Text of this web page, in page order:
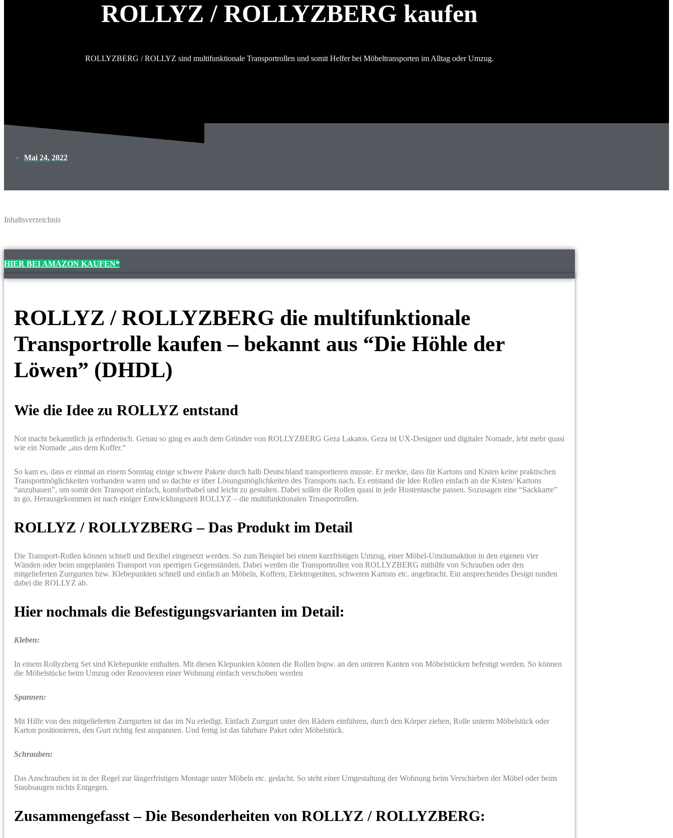
ROLLYZ / ROLLYZBERG kaufen
ROLLYZBERG / ROLLYZ sind multifunktionale Transportrollen und somit Helfer bei Möbeltransporten im Alltag oder Umzug.
Mai 24, 2022
Inhaltsverzeichnis
HIER BEI AMAZON KAUFEN*
ROLLYZ / ROLLYZBERG die multifunktionale
Transportrolle kaufen – bekannt aus “Die Höhle der
Löwen” (DHDL)
Wie die Idee zu ROLLYZ entstand
Not macht bekanntlich ja erfinderisch. Genau so ging es auch dem Gründer von ROLLYZBERG Geza Lakatos. Geza ist UX-Designer und digitaler Nomade, lebt mehr quasi
wie ein Nomade „aus dem Koffer.“
So kam es, dass er einmal an einem Sonntag einige schwere Pakete durch halb Deutschland transportieren musste. Er merkte, dass für Kartons und Kisten keine praktischen
Transportmöglichkeiten vorhanden waren und so dachte er über Lösungsmöglichkeiten des Transports nach. Es entstand die Idee Rollen einfach an die Kisten/ Kartons
“anzubauen”, um somit den Transport einfach, komfortbabel und leicht zu gestalten. Dabei sollen die Rollen quasi in jede Hostentasche passen. Sozusagen eine “Sackkarre”
to go. Herausgekommen ist nach einiger Entwicklungszeit ROLLYZ – die multifunktionalen Trnasportrollen.
ROLLYZ / ROLLYZBERG – Das Produkt im Detail
Die Transport-Rollen können schnell und flexibel eingesetzt werden. So zum Beispiel bei einem kurzfristigen Umzug, einer Möbel-Umräumaktion in den eigenen vier
Wänden oder beim ungeplanten Transport von sperrigen Gegenständen. Dabei werden die Transportrollen von ROLLYZBERG mithilfe von Schrauben oder den
mitgelieferten Zurrgurten bzw. Klebepunkten schnell und einfach an Möbeln, Koffern, Elektrogeräten, schweren Kartons etc. angebracht. Ein ansprechendes Design runden
dabei die ROLLYZ ab.
Hier nochmals die Befestigungsvarianten im Detail:
Kleben:
In einem Rollyzberg Set sind Klebepunkte enthalten. Mit diesen Klepunkten können die Rollen bspw. an den unteren Kanten von Möbelstücken befestigt werden. So können
die Möbelstücke beim Umzug oder Renovieren einer Wohnung einfach verschoben werden
Spannen:
Mit Hilfe von den mitgelieferten Zurrgurten ist das im Nu erledigt. Einfach Zurrgurt unter den Rädern einführen, durch den Körper ziehen, Rolle unterm Möbelstück oder
Karton positionieren, den Gurt richtig fest anspannen. Und fertig ist das fahrbare Paket oder Möbelstück.
Schrauben:
Das Anschrauben ist in der Regel zur längerfristigen Montage unter Möbeln etc. gedacht. So steht einer Umgestaltung der Wohnung beim Verschieben der Möbel oder beim
Staubsaugen nichts Entgegen.
Zusammengefasst – Die Besonderheiten von ROLLYZ / ROLLYZBERG: